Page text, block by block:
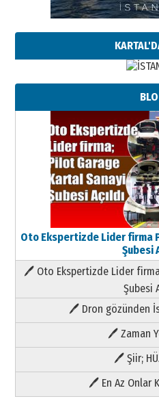
Oto Ekspertizde Lider firma
Şubesi
🖊 Oto Ekspertizde Lider
Şubesi
🖊 Dron gözünden
🖊 Zaman
🖊 Şiir;
🖊 En Az Onlar